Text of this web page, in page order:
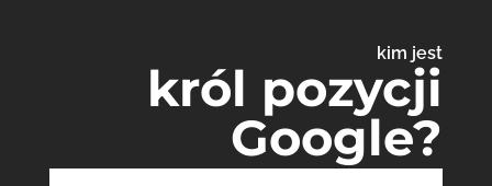
kim jest
król pozycji
Google?